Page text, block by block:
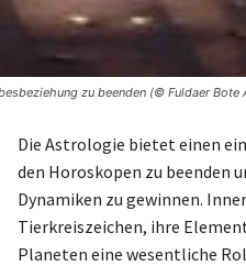
zu beenden (© Fuldaer Bote
Die Astrologie bietet einen
den Horoskopen zu beenden
Dynamiken zu gewinnen.
Tierkreiszeichen, ihre
Planeten eine wesentliche